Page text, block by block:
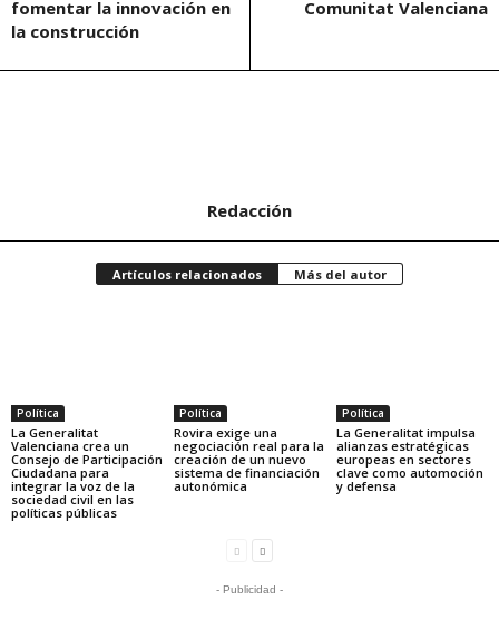
fomentar la innovación en
la construcción
Comunitat Valenciana
Redacción
Artículos relacionados Más del autor
Política
La Generalitat
Valenciana crea un
Consejo de Participación
Ciudadana para
integrar la voz de la
sociedad civil en las
políticas públicas
Política
Rovira exige una
negociación real para la
creación de un nuevo
sistema de financiación
autonómica
Política
La Generalitat impulsa
alianzas estratégicas
europeas en sectores
clave como automoción
y defensa
- Publicidad -